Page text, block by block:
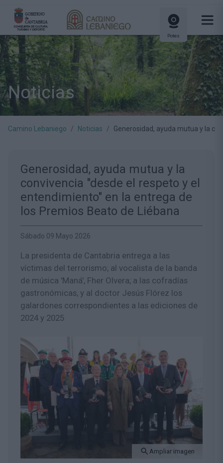
Potes
Noticias
Camino Lebaniego Noticias Generosidad, ayuda mutua y la
Generosidad, ayuda mutua y la
convivencia "desde el respeto y el
entendimiento" en la entrega de
los Premios Beato de Liébana
Sábado 09 Mayo 2026
La presidenta de Cantabria entrega a las
víctimas del terrorismo; al vocalista de la banda
de música 'Maná', Fher Olvera; a las cofradías
gastronómicas, y al doctor Jesús Flórez los
galardones correspondientes a las ediciones de
2024 y 2025
Ampliar imagen